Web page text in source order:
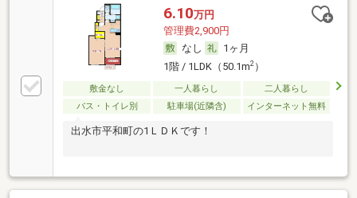
6.10万円
管理費2,900円
なし
1ヶ月
1階 / 1LDK（50.1m2）
敷金なし 一人暮らし
二人暮らし
バス・トイレ別
駐車場(近隣含) インターネット無料
出水市平和町の1ＬＤＫです！